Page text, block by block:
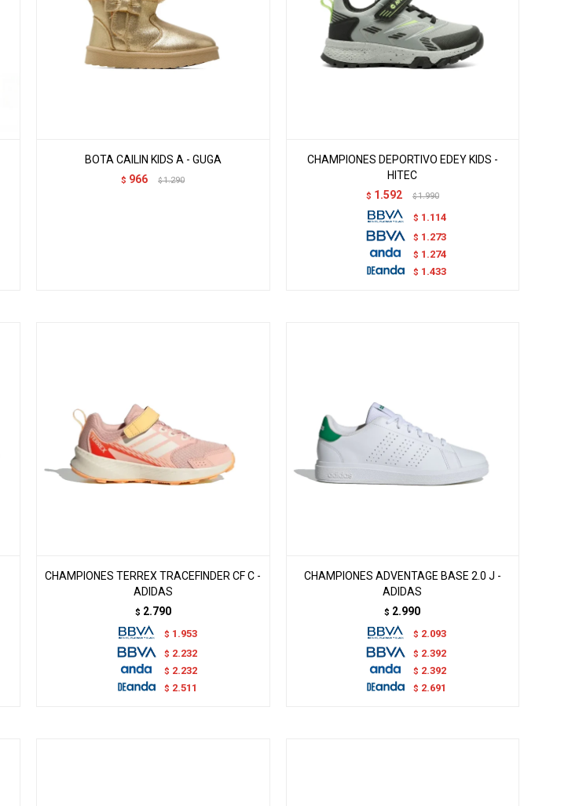
BOTA CAILIN KIDS A - GUGA
$ 966 $ 1.290
CHAMPIONES DEPORTIVO EDEY KIDS -
HITEC
$ 1.592 $ 1.990
$ 1.114
$ 1.273
$ 1.274
$ 1.433
CHAMPIONES TERREX TRACEFINDER CF C -
ADIDAS
$ 2.790
$ 1.953
$ 2.232
$ 2.232
$ 2.511
CHAMPIONES ADVENTAGE BASE 2.0 J -
ADIDAS
$ 2.990
$ 2.093
$ 2.392
$ 2.392
$ 2.691